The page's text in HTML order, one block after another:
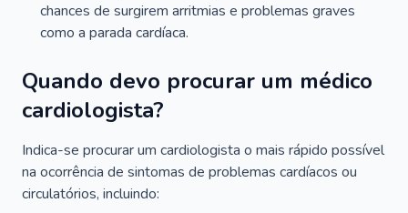
chances de surgirem arritmias e problemas graves
como a parada cardíaca.
Quando devo procurar um médico
cardiologista?
Indica-se procurar um cardiologista o mais rápido possível
na ocorrência de sintomas de problemas cardíacos ou
circulatórios, incluindo: